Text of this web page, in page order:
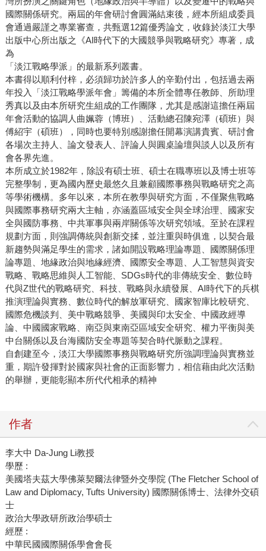
國際關係研究。兩屆的年會研討會圓滿結束後，經本所組成委員
會通過嚴謹之專業審查，共甄選12篇優秀論文，收錄於淡江大學
出版中心所出版之《AI時代下的大國競爭與戰略研究》專著，成
為
「淡江戰略學派」的最新系列叢書。
本書得以順利付梓，必須歸功於許多人的辛勤付出，包括過去兩
年投入「淡江戰略學派年會」籌備的本所全體專任教師、所助理
秀真以及由本所研究生組成的工作團隊，尤其是感謝這擔任兩屆
年會活動的協調人曲姵蓉（博班）、活動總召陳宛澤（碩班）與
傅紹宇（碩班），同時也要特別感謝擔任開幕演講貴賓、研討會
各場次主持人、論文發表人、評論人與圓桌論壇與談人以及所有
會各界先進。
本所成立於1982年，除設有碩士班、碩士在職專班以及博士班等
完整學制，更為國內歷史最悠久且兼顧國際事務與戰略研究之高
等學術機構。多年以來，本所在教學與研究方面，不僅聚焦戰略
與國際事務研究兩大主軸，亦涵蓋區域安全與全球治理、國家安
全與國防事務、中共軍事與兩岸關係等次研究領域。至於在課程
規劃方面，則強調傳統與創新交揉，並注重與時俱進，以契合最
新趨勢與滿足學生的需求，諸如開設戰略理論專題、國際關係理
論專題、地緣政治與地緣經濟、國際安全專題、人工智慧與資安
戰略、戰略思維與人工智能、SDGs時代的非傳統安全、數位時
代與Z世代的戰略研究、科技、戰略與永續發展、AI時代下的兵棋
推演理論與實務、數位時代的解放軍研究、國家智庫比較研究、
國際危機談判、美中戰略競爭、美國與印太安全、中國政經導
論、中國國家戰略、南亞與東南亞區域安全研究、權力平衡與美
中台關係以及台海國防安全專題等契合時代脈動之課程。
自創建至今，淡江大學國際事務與戰略研究所強調理論與實務並
重，期許發揮對於國家與社會的正面影響力，相信藉由此次活動
的舉辦，更能彰顯本所代代相承的精神
作者
李大中 Da-Jung Li教授
學歷 :
美國塔夫茲大學佛萊契爾法律暨外交學院 (The Fletcher School of
Law and Diplomacy, Tufts University) 國際關係博士、法律外交碩
士
政治大學政研所政治學碩士
經歷 :
中華民國國際關係學會會長